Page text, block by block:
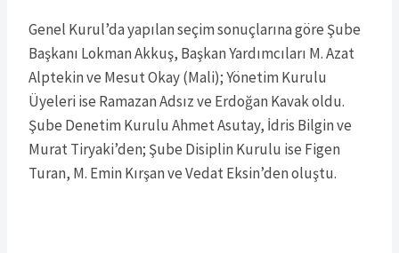
Genel Kurul’da yapılan seçim sonuçlarına göre Şube
Başkanı Lokman Akkuş, Başkan Yardımcıları M. Azat
Alptekin ve Mesut Okay (Mali); Yönetim Kurulu
Üyeleri ise Ramazan Adsız ve Erdoğan Kavak oldu.
Şube Denetim Kurulu Ahmet Asutay, İdris Bilgin ve
Murat Tiryaki’den; Şube Disiplin Kurulu ise Figen
Turan, M. Emin Kırşan ve Vedat Eksin’den oluştu.